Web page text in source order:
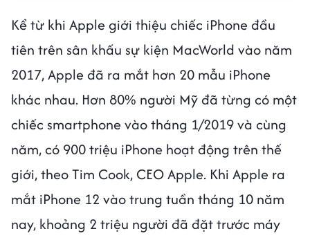
Kể từ khi Apple giới thiệu chiếc iPhone đầu
tiên trên sân khấu sự kiện MacWorld vào năm
2017, Apple đã ra mắt hơn 20 mẫu iPhone
khác nhau. Hơn 80% người Mỹ đã từng có một
chiếc smartphone vào tháng 1/2019 và cùng
năm, có 900 triệu iPhone hoạt động trên thế
giới, theo Tim Cook, CEO Apple. Khi Apple ra
mắt iPhone 12 vào trung tuần tháng 10 năm
nay, khoảng 2 triệu người đã đặt trước máy